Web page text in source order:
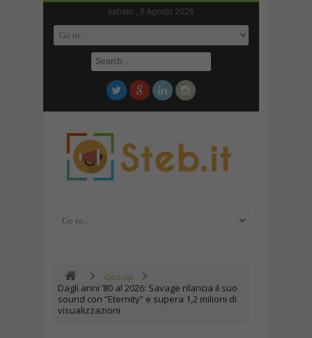
sabato , 8 Agosto 2026
Gossip
Dagli anni ’80 al 2026: Savage rilancia il suo
sound con “Eternity” e supera 1,2 milioni di
visualizzazioni